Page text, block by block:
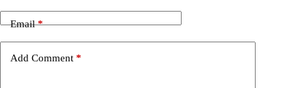
Email*
Add Comment *